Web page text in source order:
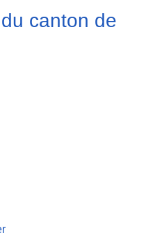
canton de